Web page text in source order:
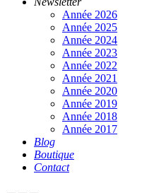
Année 2026
Année 2025
Année 2024
Année 2023
Année 2022
Année 2021
Année 2020
Année 2019
Année 2018
Année 2017
Blog
Boutique
Contact